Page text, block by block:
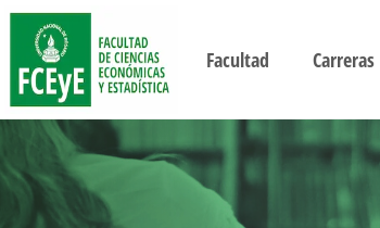
Facultad Carreras